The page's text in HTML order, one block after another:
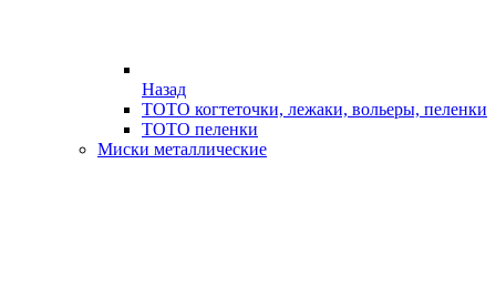
Назад
ТОТО когтеточки, лежаки, вольеры, пеленки
ТОТО пеленки
Миски металлические